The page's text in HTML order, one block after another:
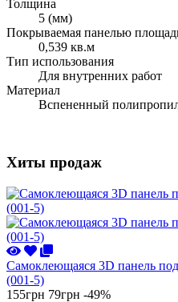
Толщина
5 (мм)
Покрываемая панелью
0,539 кв.м
Тип использования
Для внутренних работ
Материал
Вспененный
Хиты продаж
Самоклеющаяся 3D панель
(001-5)
155грн 79грн -49%